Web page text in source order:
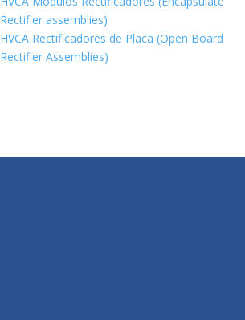
Rectifier assemblies)
HVCA Rectificadores de Placa (Open Board
Rectifier Assemblies)